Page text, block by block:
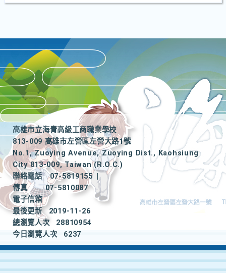
高雄市立海青高級工商職業學校
813-009 高雄市左營區左營大路1號
No.1, Zuoying Avenue, Zuoying Dist., Kaohsiung
City 813-009, Taiwan (R.O.C.)
聯絡電話
07-5819155
|
傳真
07-5810087
電子信箱
最後更新
2019-11-26
總瀏覽人次
28810954
今日瀏覽人次
6237